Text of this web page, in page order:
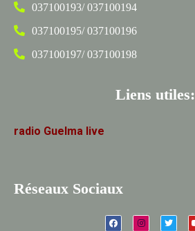
037100193/ 037100194
037100195/ 037100196
037100197/ 037100198
Liens utiles:
radio Guelma live
Réseaux Sociaux